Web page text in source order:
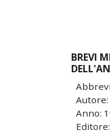
BREVI
Anno: